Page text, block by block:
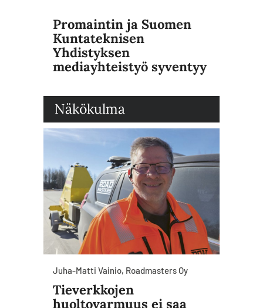
Promaintin ja Suomen
Kuntateknisen
Yhdistyksen
mediayhteistyö syventyy
Näkökulma
Juha-Matti Vainio, Roadmasters Oy
Tieverkkojen
huoltovarmuus ei saa